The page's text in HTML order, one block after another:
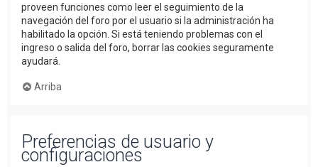
proveen funciones como leer el seguimiento de la
navegación del foro por el usuario si la administración ha
habilitado la opción. Si está teniendo problemas con el
ingreso o salida del foro, borrar las cookies seguramente
ayudará.
Arriba
Preferencias de usuario y
configuraciones